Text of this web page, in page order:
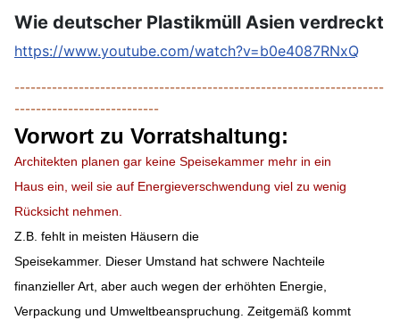
Wie deutscher Plastikmüll Asien verdreckt
https://www.youtube.com/watch?v=b0e4087RNxQ
---------------------------------------------------------------------
---------------------------
Vorwort zu Vorratshaltung:
Architekten planen gar keine Speisekammer mehr in ein
Haus ein, weil sie auf Energieverschwendung viel zu wenig
Rücksicht nehmen.
Z.B. fehlt in meisten Häusern die
Speisekammer. Dieser Umstand hat schwere Nachteile
finanzieller Art, aber auch wegen der erhöhten Energie,
Verpackung und Umweltbeanspruchung. Zeitgemäß kommt